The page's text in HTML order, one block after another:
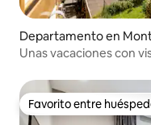
Departamento en
Unas vacaciones con
Favorito entre
Favorito entre